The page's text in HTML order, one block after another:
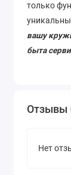
только
вашу
быта
Отзывы
Нет